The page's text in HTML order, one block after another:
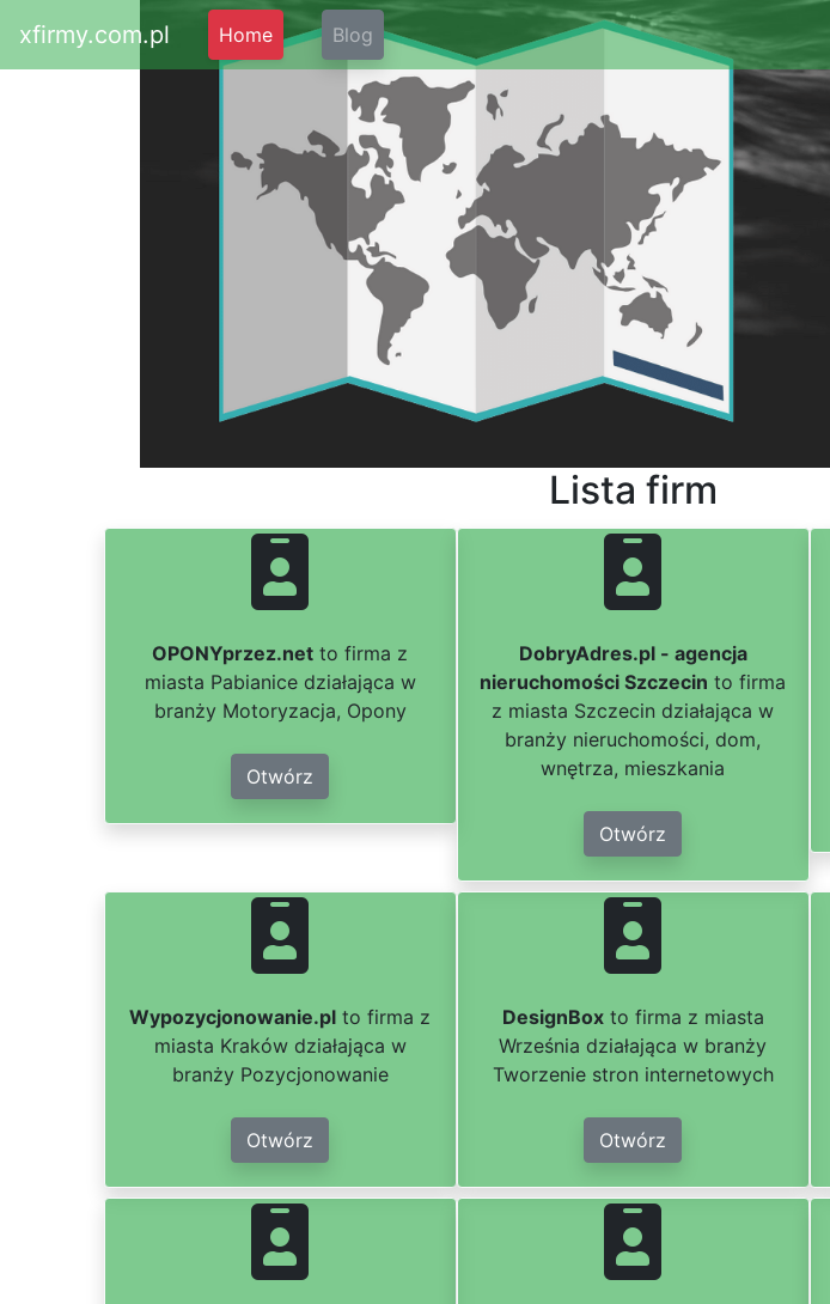
xfirmy.com.pl Home Blog
Lista firm
OPONYprzez.net to firma z
miasta Pabianice działająca w
branży Motoryzacja, Opony
Otwórz
DobryAdres.pl - agencja
nieruchomości Szczecin to firma
z miasta Szczecin działająca w
branży nieruchomości, dom,
wnętrza, mieszkania
Otwórz
Wypozycjonowanie.pl to firma z
miasta Kraków działająca w
branży Pozycjonowanie
Otwórz
DesignBoxto firma z miasta
Września działająca w branży
Tworzenie stron internetowych
Otwórz